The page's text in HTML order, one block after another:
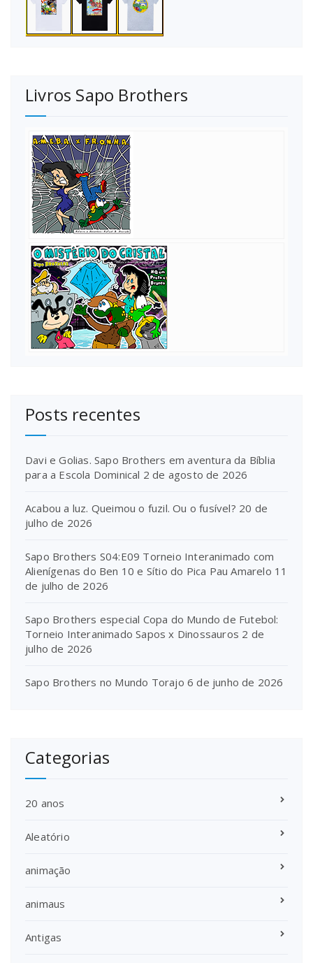
Livros Sapo Brothers
Posts recentes
Davi e Golias. Sapo Brothers em aventura da Bíblia
para a Escola Dominical 2 de agosto de 2026
Acabou a luz. Queimou o fuzil. Ou o fusível? 20 de
julho de 2026
Sapo Brothers S04:E09 Torneio Interanimado com
Alienígenas do Ben 10 e Sítio do Pica Pau Amarelo 11
de julho de 2026
Sapo Brothers especial Copa do Mundo de Futebol:
Torneio Interanimado Sapos x Dinossauros 2 de
julho de 2026
Sapo Brothers no Mundo Torajo 6 de junho de 2026
Categorias
20 anos
Aleatório
animação
animaus
Antigas